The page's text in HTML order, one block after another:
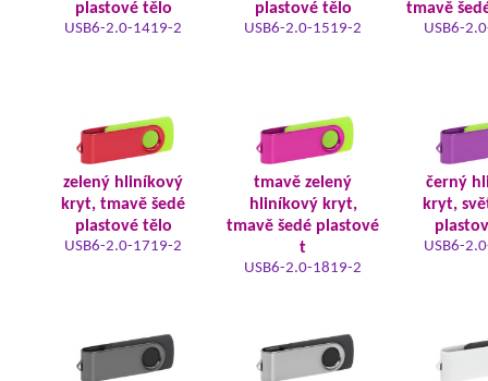
plastové tělo
USB6-2.0-1419-2
plastové tělo
USB6-2.0-1519-2
tmavě
USB6-
zelený hliníkový
kryt, tmavě šedé
plastové tělo
USB6-2.0-1719-2
tmavě zelený
hliníkový kryt,
tmavě šedé plastové
t
USB6-2.0-1819-2
černý
kryt,
USB6-